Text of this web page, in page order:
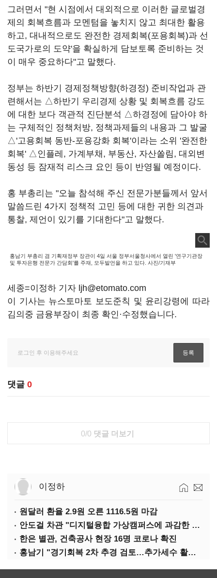
그러면서 "현 시점에서 대외적으로 이러한 글로벌경
제의 회복흐름과 모멘텀을 놓치지 않고 최대한 활용
하고, 대내적으로도 완전한 경제회복(포용회복)과 선
도국가로의 도약'을 확실하게 담보토록 준비하는 것
이 매우 중요하다"고 말했다.
정부는 하반기 경제정책방향(하경정) 준비작업과 관
련해서는 △하반기 우리경제 상황 및 회복흐름 강도
에 대한 보다 객관적 진단분석 △하경정에 담아야 하
는 구체적인 정책처방, 정책과제들의 내용과 그 발굴
△'고용회복 동반-포용강화 회복'이라는 소위 '완전한
회복' △인플레, 가계부채, 부동산, 자산쏠림, 대외변
동성 등 잠재적 리스크 요인 등이 반영될 예정이다.
홍 부총리는 "오늘 참석해 주신 전문가분들께서 앞서
말씀드린 4가지 정책적 고민 등에 대한 귀한 의견과
통찰, 제언이 있기를 기대한다"고 말했다.
홍남기 부총리 겸 기획재정부 장관이 4일 서울 정부서울청사에서 열린 '연구기관장
및 투자은행 전문가 간담회'를 주재, 모두발언을 하고 있다. 사진/기재부
세종=이정하 기자 ljh@etomato.com
이 기사는 뉴스토마토 보도준칙 및 윤리강령에 따라
김의중 금융부장이 최종 확인·수정했습니다.
댓글 0
0/0 댓글 더보기
이정하
원달러 환율 2.9원 오른 1116.5원 마감
안도걸 차관 "디지털융합 가상캠퍼스에 과감한 인센티브 부여"
한은 별관, 건축공사 현장 16명 코로나 확진
홍남기 "경기회복 2차 추경 검토…추가세수 활용할 것"(종합)